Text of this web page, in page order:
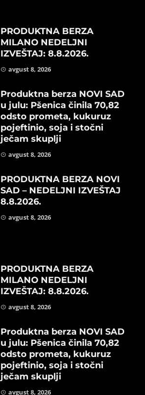
PRODUKTNA BERZA
MILANO NEDELJNI
IZVEŠTAJ: 8.8.2026.
avgust 8, 2026
Produktna berza NOVI SAD
u julu: Pšenica činila 70,82
odsto prometa, kukuruz
pojeftinio, soja i stočni
ječam skuplji
avgust 8, 2026
PRODUKTNA BERZA NOVI
SAD – NEDELJNI IZVEŠTAJ
8.8.2026.
avgust 8, 2026
PRODUKTNA BERZA
MILANO NEDELJNI
IZVEŠTAJ: 8.8.2026.
avgust 8, 2026
Produktna berza NOVI SAD
u julu: Pšenica činila 70,82
odsto prometa, kukuruz
pojeftinio, soja i stočni
ječam skuplji
avgust 8, 2026